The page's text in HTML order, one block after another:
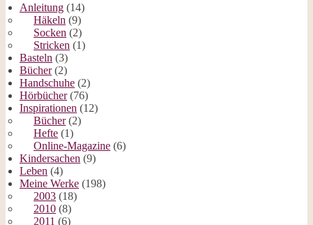
Anleitung (14)
Häkeln (9)
Socken (2)
Stricken (1)
Basteln (3)
Bücher(2)
Handschuhe (2)
Hörbücher(76)
Inspirationen (12)
Bücher(2)
Hefte (1)
Online-Magazine (6)
Kindersachen (9)
Leben (4)
Meine Werke (198)
2003 (18)
2010 (8)
2011 (6)